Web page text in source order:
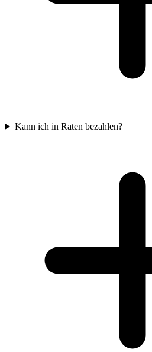
Kann ich in Raten bezahlen?